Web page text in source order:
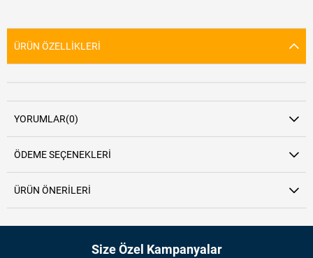
ÜRÜN ÖZELLIKLERI
YORUMLAR(0)
ÖDEME SEÇENEKLERI
ÜRÜN ÖNERILERI
Size Özel Kampanyalar